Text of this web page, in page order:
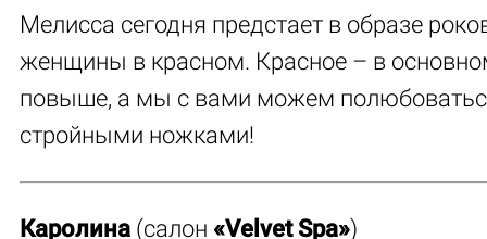
Мелисса сегодня предстает в образе
женщины в красном. Красное – в
повыше, а мы с вами можем
стройными ножками!
Каролина (салон «Velvet Spa»)